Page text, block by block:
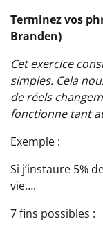
Terminez vos
Branden)
Cet exercice
simples. Cela
de réels
fonctionne tant
Exemple :
Si j’instaure 5%
vie….
7 fins possibles :